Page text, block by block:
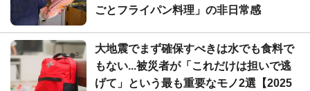
ごとフライパン料理」の非日常感
大地震でまず確保すべきは水でも食料で
もない...被災者が「これだけは担いで逃
げて」という最も重要なモノ2選【2025